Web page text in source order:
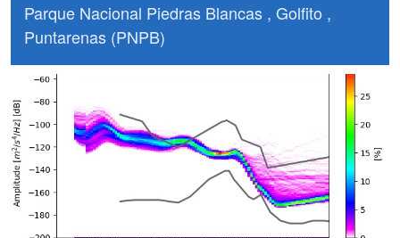
Parque Nacional Piedras Blancas , Golfito ,
Puntarenas (PNPB)